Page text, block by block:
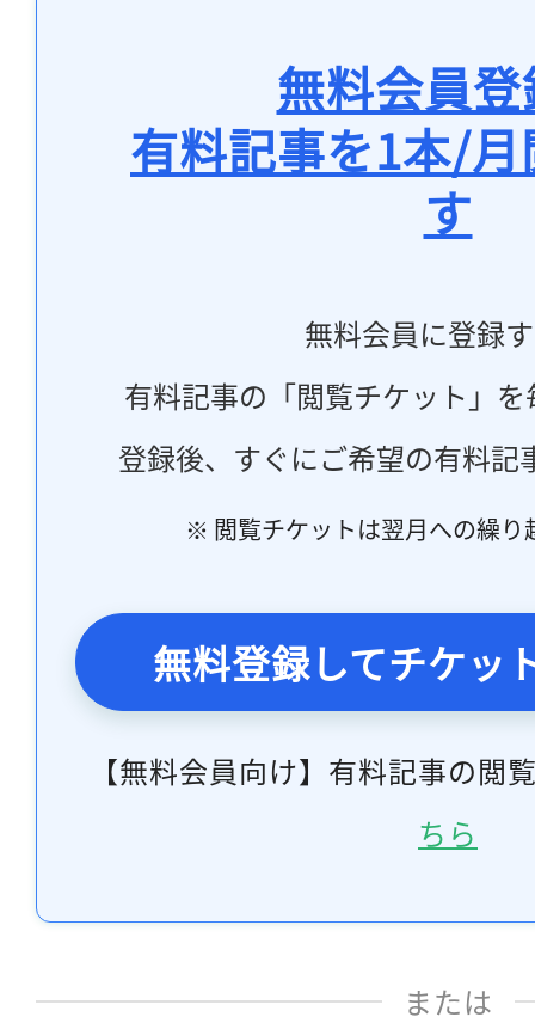
無料会員
有料記事を1本/
す
無料会員に登録
有料記事の「閲覧チケット」
登録後、すぐにご希望の有料記
※ 閲覧チケットは翌月への繰り
無料登録してチケッ
【無料会員向け】有料記事の閲
ちら
または